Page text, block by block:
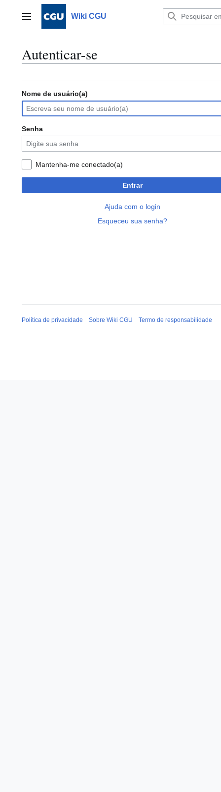
Menu principalWiki CGU
Autenticar-se
Nome de usuário(a)
Senha
Mantenha-me conectado(a)
Entrar
Ajuda com o login
Esqueceu sua senha?
Política de privacidade Sobre Wiki CGU Termo de responsabilidade